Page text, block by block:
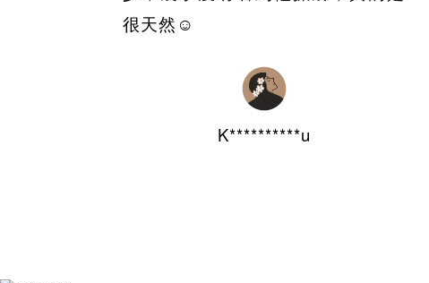
很天然☺️
K**********u